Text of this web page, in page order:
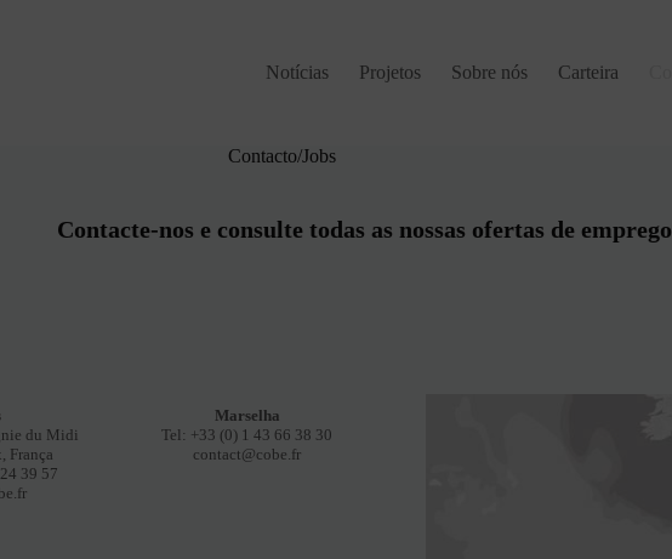
Notícias Projetos Sobre nós Carteira
Contacto/Jobs
Contacte-nos e consulte todas as nossas ofertas de emprego
du Midi
França
39 57
Marselha
Tel: +33 (0) 1 43 66 38 30
contact@cobe.fr